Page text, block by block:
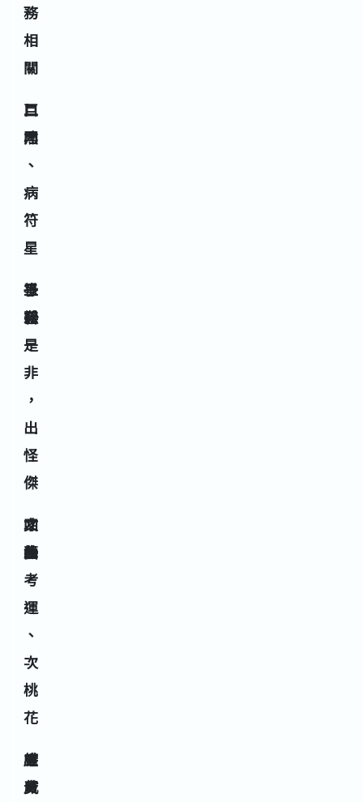
務
相
關
二
黑
巨
門
口
才
、
病
符
星
三
碧
祿
存
爭
訟
是
非
，
出
怪
傑
四
綠
文
曲
才
藝
考
運
、
次
桃
花
五
黃
廉
貞
權
威